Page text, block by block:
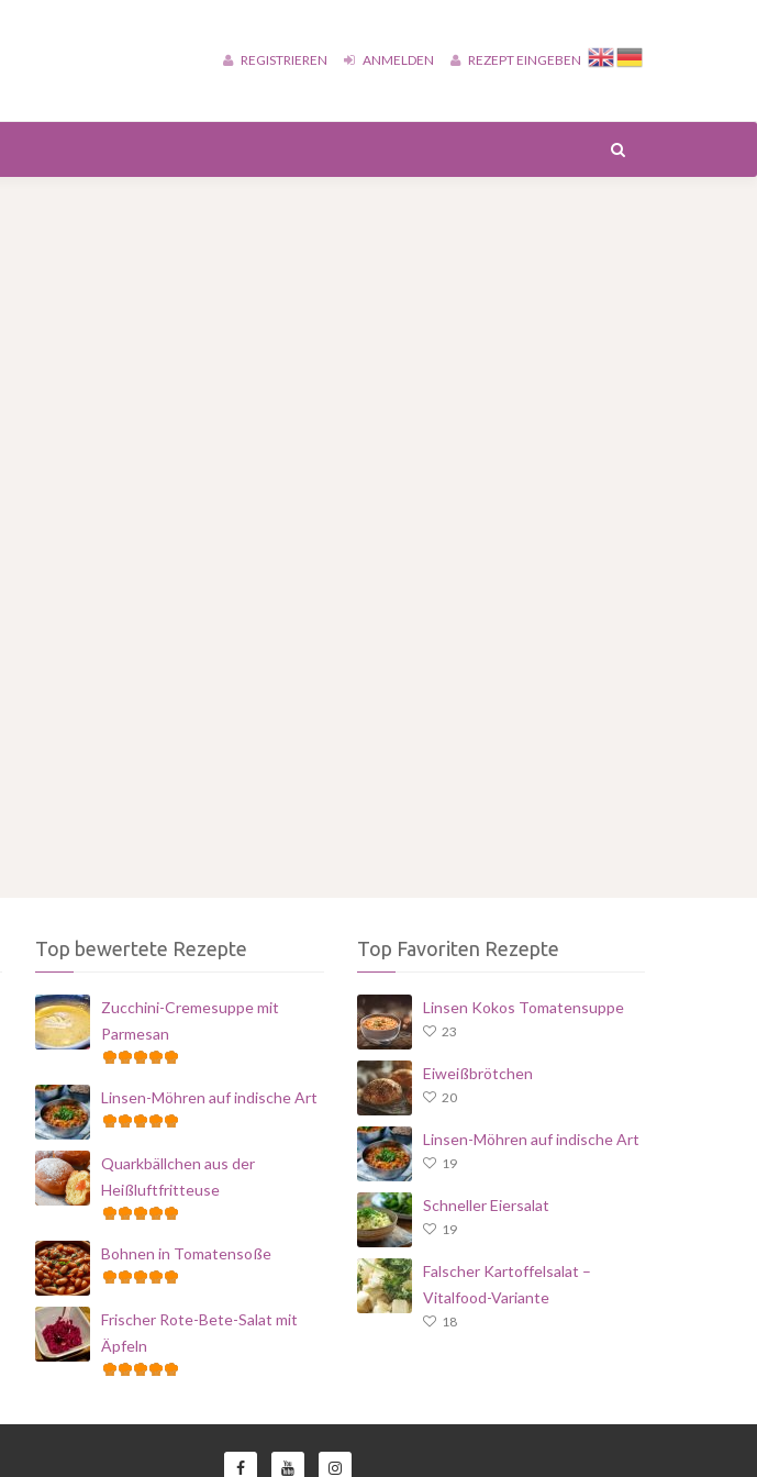
REGISTRIEREN ANMELDEN REZEPT EINGEBEN
Top bewertete Rezepte
Zucchini-Cremesuppe mit
Parmesan
Linsen-Möhren auf indische Art
Quarkbällchen aus der
Heißluftfritteuse
Bohnen in Tomatensoße
Frischer Rote-Bete-Salat mit
Äpfeln
Top Favoriten Rezepte
Linsen Kokos Tomatensuppe
23
Eiweißbrötchen
20
Linsen-Möhren auf indische Art
19
Schneller Eiersalat
19
Falscher Kartoffelsalat –
Vitalfood-Variante
18